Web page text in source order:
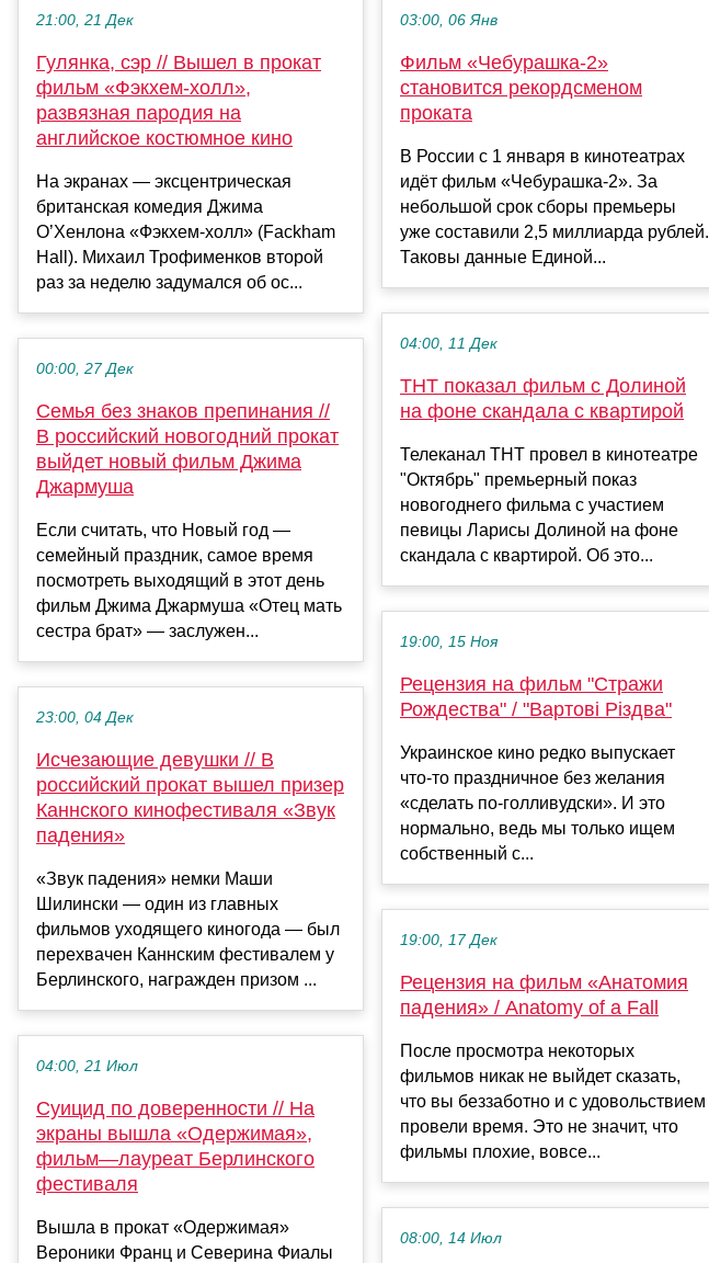
21:00, 21 Дек
Гулянка, сэр // Вышел в прокат
фильм «Фэкхем-холл»,
развязная пародия на
английское костюмное кино
На экранах — эксцентрическая
британская комедия Джима
О’Хенлона «Фэкхем-холл» (Fackham
Hall). Михаил Трофименков второй
раз за неделю задумался об ос...
00:00, 27 Дек
Cемья без знаков препинания //
В российский новогодний прокат
выйдет новый фильм Джима
Джармуша
Если считать, что Новый год —
семейный праздник, самое время
посмотреть выходящий в этот день
фильм Джима Джармуша «Отец мать
сестра брат» — заслужен...
23:00, 04 Дек
Исчезающие девушки // В
российский прокат вышел призер
Каннского кинофестиваля «Звук
падения»
«Звук падения» немки Маши
Шилински — один из главных
фильмов уходящего киногода — был
перехвачен Каннским фестивалем у
Берлинского, награжден призом ...
04:00, 21 Июл
Суицид по доверенности // На
экраны вышла «Одержимая»,
фильм—лауреат Берлинского
фестиваля
Вышла в прокат «Одержимая»
Вероники Франц и Северина Фиалы
03:00, 06 Янв
Фильм «Чебурашка-2»
становится рекордсменом
проката
В России с 1 января в кинотеатрах
идёт фильм «Чебурашка-2». За
небольшой срок сборы премьеры
уже составили 2,5 миллиарда рублей.
Таковы данные Единой...
04:00, 11 Дек
ТНТ показал фильм с Долиной
на фоне скандала с квартирой
Телеканал ТНТ провел в кинотеатре
"Октябрь" премьерный показ
новогоднего фильма с участием
певицы Ларисы Долиной на фоне
скандала с квартирой. Об это...
19:00, 15 Ноя
Рецензия на фильм "Стражи
Рождества" / "Вартові Різдва"
Украинское кино редко выпускает
что-то праздничное без желания
«сделать по-голливудски». И это
нормально, ведь мы только ищем
собственный с...
19:00, 17 Дек
Рецензия на фильм «Анатомия
падения» / Anatomy of a Fall
После просмотра некоторых
фильмов никак не выйдет сказать,
что вы беззаботно и с удовольствием
провели время. Это не значит, что
фильмы плохие, вовсе...
08:00, 14 Июл